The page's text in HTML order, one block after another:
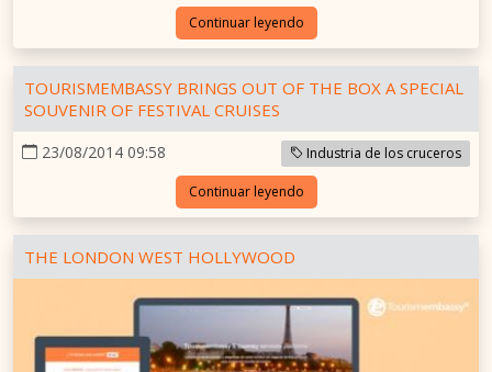
Continuar leyendo
TOURISMEMBASSY BRINGS OUT OF THE BOX A SPECIAL
SOUVENIR OF FESTIVAL CRUISES
23/08/2014 09:58 Industria de los cruceros
Continuar leyendo
THE LONDON WEST HOLLYWOOD